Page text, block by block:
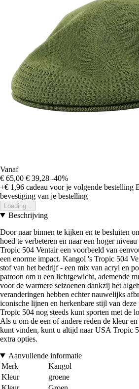
Vanaf
€ 65,00 € 39,28 -40%
+€ 1,96 cadeau voor je volgende bestelling
bevestiging van je bestelling
Loading...
Beschrijving
Door naar binnen te kijken en te besluiten
hoed te verbeteren en naar een hoger
Tropic 504 Ventair een voorbeeld van
een enorme impact. Kangol 's Tropic 504
stof van het bedrijf - een mix van acryl en
patroon om u een lichtgewicht, ademende
voor de warmere seizoenen dankzij het
veranderingen hebben echter nauwelijks
iconische lijnen en herkenbare stijl van
Tropic 504 nog steeds kunt sporten met de
Als u om de een of andere reden de kleur
kunt vinden, kunt u altijd naar USA Tropic
extra opties.
Aanvullende informatie
Merk
Kangol
Kleur
groene